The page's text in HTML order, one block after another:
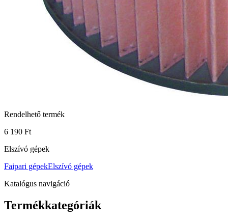
Rendelhető termék
6 190 Ft
Elszívó gépek
Faipari gépekElszívó gépek
Katalógus navigáció
Termékkategóriák